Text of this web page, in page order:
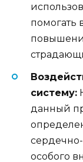
помогать
систему:
данный
сердечно-
особого